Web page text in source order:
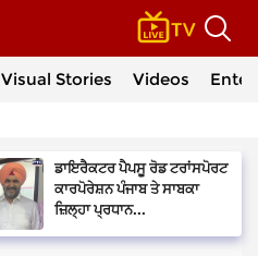
Visual Stories Videos
ਡਾਇਰੈਕਟਰ ਪੈਪਸੂ ਰੋਡ ਟਰਾਂਸਪੋਰਟ
ਕਾਰਪੋਰੇਸ਼ਨ ਪੰਜਾਬ ਤੇ ਸਾਬਕਾ
ਜ਼ਿਲ੍ਹਾ ਪ੍ਰਧਾਨ...